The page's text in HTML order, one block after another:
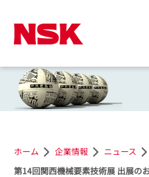
ホーム 企業情報
ニュース
第14回関西機械要素技術展 出展の